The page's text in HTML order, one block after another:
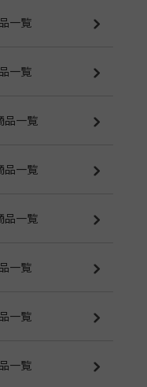
一覧
一覧
品一覧
品一覧
品一覧
一覧
一覧
一覧